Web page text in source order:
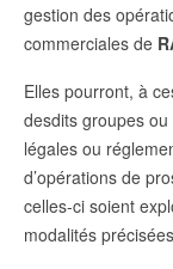
gestion des
commerciales de
Elles pourront, à
desdits groupes
légales ou
d’opérations de
celles-ci soient
modalités